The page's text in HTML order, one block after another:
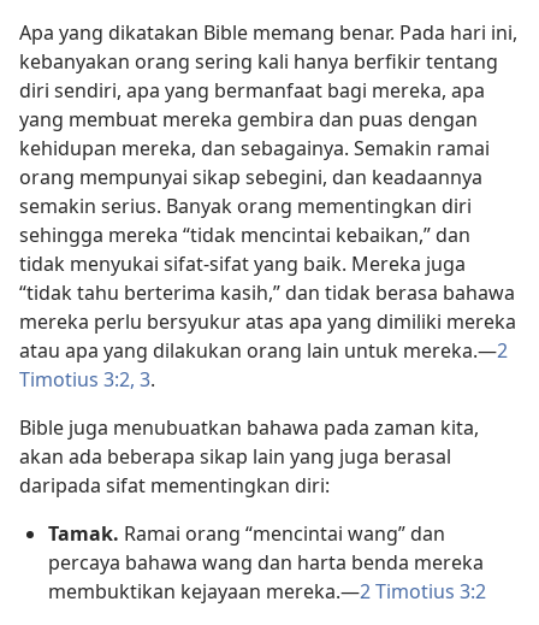
Apa yang dikatakan Bible memang benar. Pada hari ini,
kebanyakan orang sering kali hanya berfikir tentang
diri sendiri, apa yang bermanfaat bagi mereka, apa
yang membuat mereka gembira dan puas dengan
kehidupan mereka, dan sebagainya. Semakin ramai
orang mempunyai sikap sebegini, dan keadaannya
semakin serius. Banyak orang mementingkan diri
sehingga mereka “tidak mencintai kebaikan,” dan
tidak menyukai sifat-sifat yang baik. Mereka juga
“tidak tahu berterima kasih,” dan tidak berasa bahawa
mereka perlu bersyukur atas apa yang dimiliki mereka
atau apa yang dilakukan orang lain untuk mereka.—2
Timotius 3:2, 3.
Bible juga menubuatkan bahawa pada zaman kita,
akan ada beberapa sikap lain yang juga berasal
daripada sifat mementingkan diri:
Tamak. Ramai orang “mencintai wang” dan
percaya bahawa wang dan harta benda mereka
membuktikan kejayaan mereka.—2 Timotius 3:2